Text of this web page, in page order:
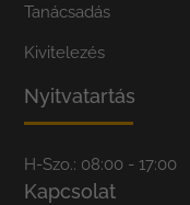
Tanácsadás
Kivitelezés
Nyitvatartás
H-Szo.: 08:00 - 17:00
Kapcsolat